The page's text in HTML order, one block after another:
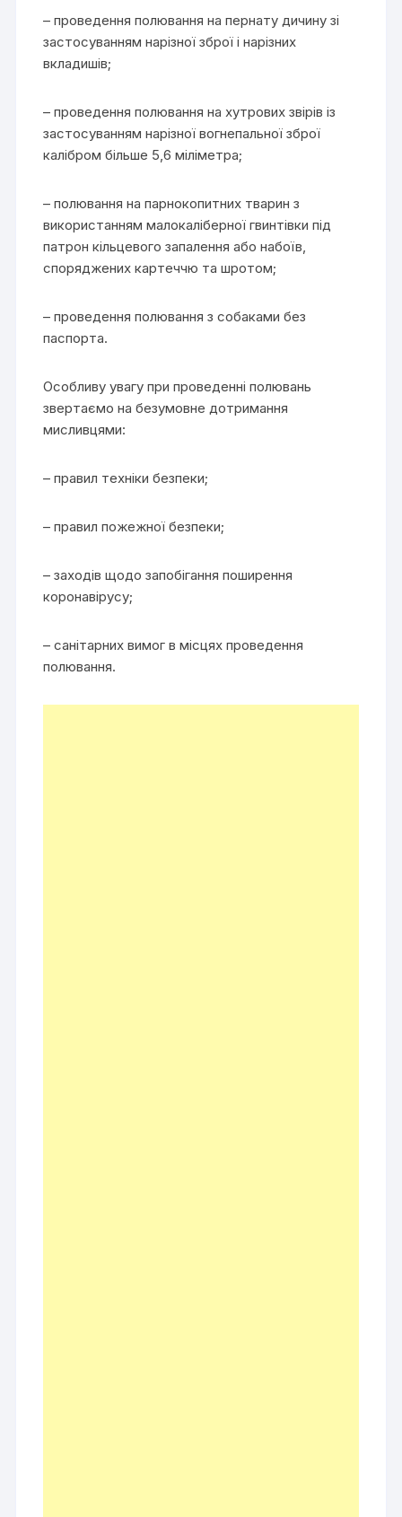
– проведення полювання на пернату дичину зі
застосуванням нарізної зброї і нарізних
вкладишів;
– проведення полювання на хутрових звірів із
застосуванням нарізної вогнепальної зброї
калібром більше 5,6 міліметра;
– полювання на парнокопитних тварин з
використанням малокаліберної гвинтівки під
патрон кільцевого запалення або набоїв,
споряджених картеччю та шротом;
– проведення полювання з собаками без
паспорта.
Особливу увагу при проведенні полювань
звертаємо на безумовне дотримання
мисливцями:
– правил техніки безпеки;
– правил пожежної безпеки;
– заходів щодо запобігання поширення
коронавірусу;
– санітарних вимог в місцях проведення
полювання.